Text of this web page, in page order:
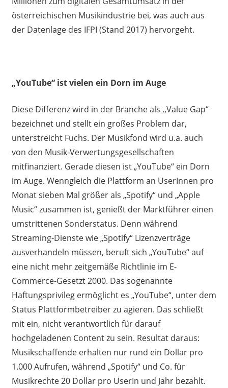
österreichischen Musikindustrie bei, was auch aus
der Datenlage des IFPI (Stand 2017) hervorgeht.
„YouTube“ ist vielen ein Dorn im Auge
Diese Differenz wird in der Branche als ,,Value Gap“
bezeichnet und stellt ein großes Problem dar,
unterstreicht Fuchs. Der Musikfond wird u.a. auch
von den Musik-Verwertungsgesellschaften
mitfinanziert. Gerade diesen ist „YouTube“ ein Dorn
im Auge. Wenngleich die Plattform an UserInnen pro
Monat sieben Mal größer als „Spotify“ und „Apple
Music“ zusammen ist, genießt der Marktführer einen
umstrittenen Sonderstatus. Denn während
Streaming-Dienste wie „Spotify“ Lizenzverträge
ausverhandeln müssen, beruft sich „YouTube“ auf
eine nicht mehr zeitgemäße Richtlinie im E-
Commerce-Gesetzt 2000. Das sogenannte
Haftungsprivileg ermöglicht es „YouTube“, unter dem
Status Plattformbetreiber zu agieren. Das schließt
mit ein, nicht verantwortlich für darauf
hochgeladenen Content zu sein. Resultat daraus:
Musikschaffende erhalten nur rund ein Dollar pro
1.000 Aufrufen, während „Spotify“ und Co. für
Musikrechte 20 Dollar pro UserIn und Jahr bezahlt.